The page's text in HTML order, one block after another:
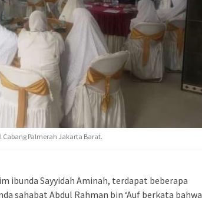
Cabang Palmerah Jakarta Barat.
ibunda Sayyidah Aminah, terdapat beberapa
sahabat Abdul Rahman bin ‘Auf berkata bahwa